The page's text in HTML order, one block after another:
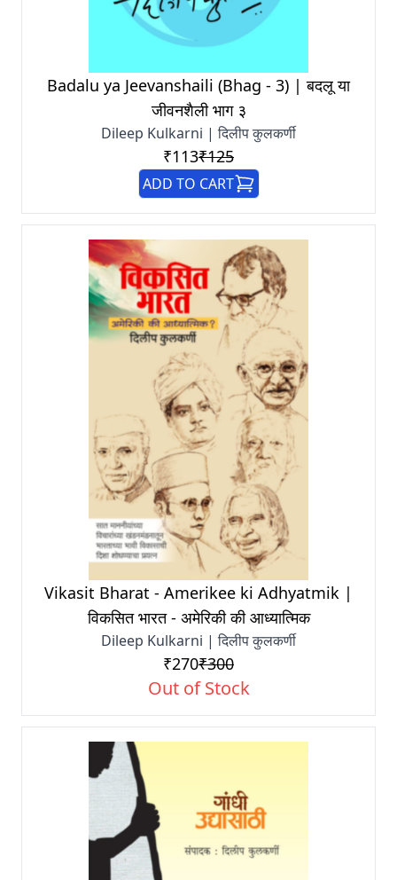
Badalu ya Jeevanshaili (Bhag - 3) | बदलू या
जीवनशैली भाग ३
Dileep Kulkarni | दिलीप कुलकर्णी
₹113₹125
ADD TO CART
Vikasit Bharat - Amerikee ki Adhyatmik |
विकसित भारत - अमेरिकी की आध्यात्मिक
Dileep Kulkarni | दिलीप कुलकर्णी
₹270₹300
Out of Stock